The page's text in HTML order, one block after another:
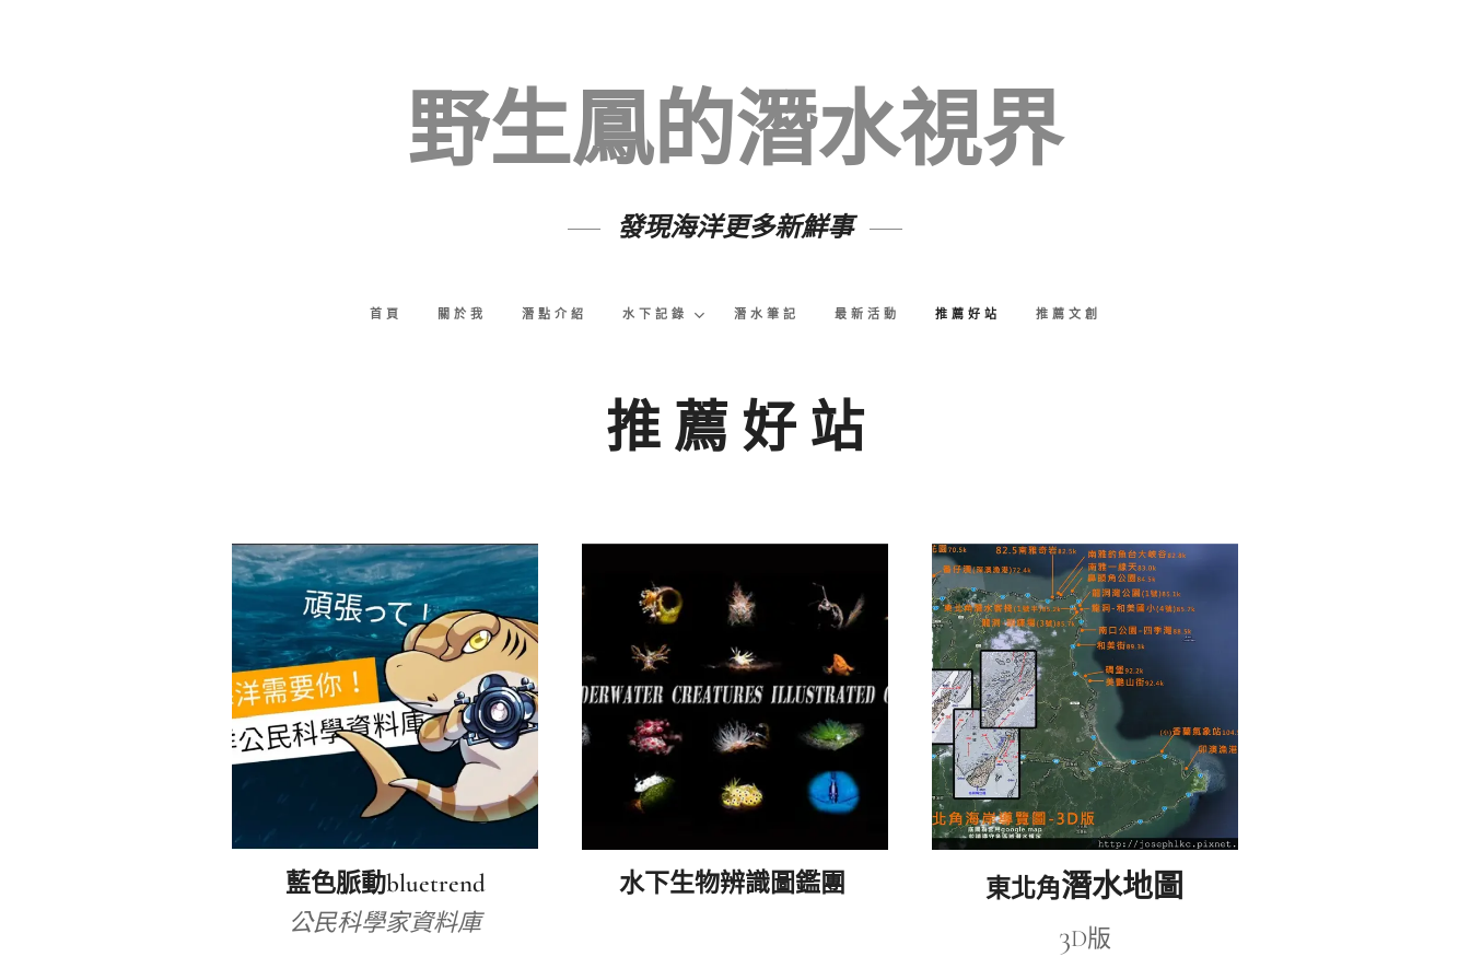
野生鳳的潛水視界
發現海洋更多新鮮事
首頁 關於我 潛點介紹 水下記錄 潛水筆記 最新活動 推薦好站 推薦文創
推 薦 好 站
藍色脈動bluetrend
公民科學家資料庫
水下生物辨識圖鑑團 東北角潛水地圖
3D版